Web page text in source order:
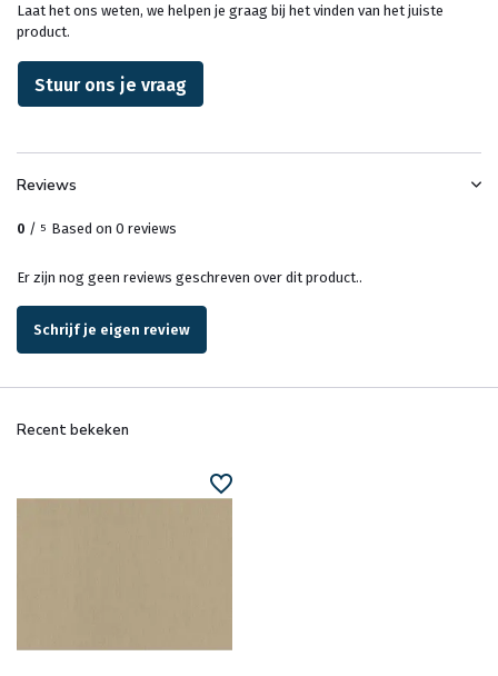
Laat het ons weten, we helpen je graag bij het vinden van het juiste
product.
Stuur ons je vraag
Reviews
0 / 5 Based on 0 reviews
Er zijn nog geen reviews geschreven over dit product..
Schrijf je eigen review
Recent bekeken